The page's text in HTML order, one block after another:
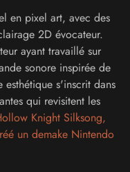
en pixel art, avec des
2D évocateur.
ayant travaillé sur
sonore inspirée de
esthétique s'inscrit dans
qui revisitent les
Knight Silksong,
un demake Nintendo